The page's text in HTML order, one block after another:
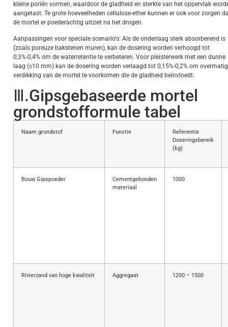
kleine poriën vormen, waardoor de gladheid en sterkte van het oppervlak
aangetast. Te grote hoeveelheden cellulose-ether kunnen er ook voor zorgen
de mortel er poederachtig uitziet na het drogen.
Aanpassingen voor speciale scenario's: Als de onderlaag sterk absorberend is
(zoals poreuze bakstenen muren), kan de dosering worden verhoogd tot
0,3%-0,4% om de waterretentie te verbeteren. Voor pleisterwerk met een dunne
laag (≤10 mm) kan de dosering worden verlaagd tot 0,15%-0,2% om
verdikking van de mortel te voorkomen die de gladheid beïnvloedt.
Ⅲ.Gipsgebaseerde mortel
grondstofformule tabel
Naam grondstof Functie
Referentie
Doseringsbereik
(kg)
Bouw Gipspoeder
Cementgebonden
materiaal
1000
Rivierzand van hoge kwaliteit Aggregaat 1200 – 1500